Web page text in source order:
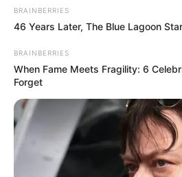
BRAINBERRIES
46 Years Later, The Blue Lagoon
BRAINBERRIES
When Fame Meets Fragility: 6
Forget